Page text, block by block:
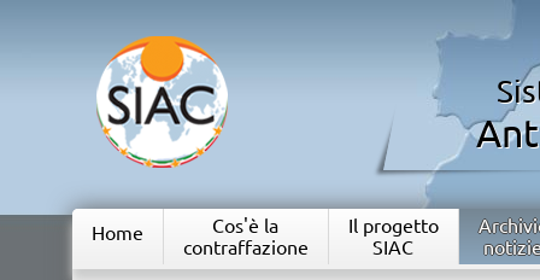
Home
Cos'è la
contraffazione
Il progetto
SIAC